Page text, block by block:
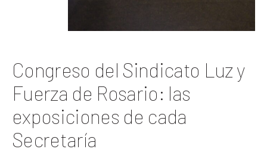
Congreso del Sindicato Luz y
Fuerza de Rosario: las
exposiciones de cada
Secretaría